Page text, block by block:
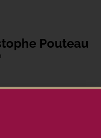
Pouteau